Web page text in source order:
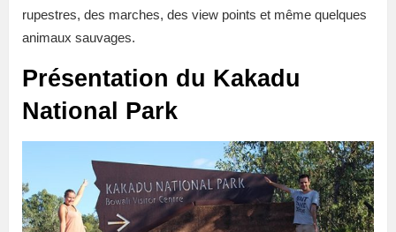
rupestres, des marches, des view points et même quelques
animaux sauvages.
Présentation du Kakadu
National Park